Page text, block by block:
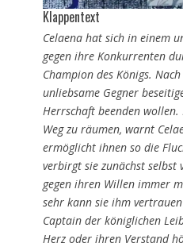
Klappentext
Celaena hat sich in einem
gegen ihre Konkurrenten
Champion des Königs.
unliebsame Gegner
Herrschaft beenden
Weg zu räumen, warnt
ermöglicht ihnen so die
verbirgt sie zunächst selbst
gegen ihren Willen immer
sehr kann sie ihm
Captain der königlichen
Herz oder ihren Verstand